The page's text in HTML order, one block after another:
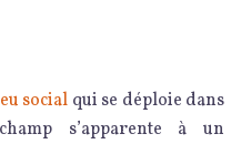
social qui se déploie dans
s’apparente à un